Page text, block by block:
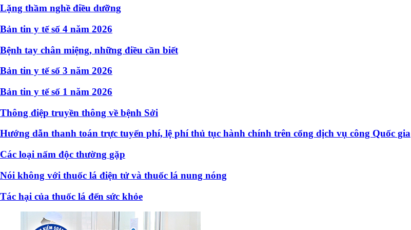
Lặng thầm nghề điều dưỡng
Bản tin y tế số 4 năm 2026
Bệnh tay chân miệng, những điều cần biết
Bản tin y tế số 3 năm 2026
Bản tin y tế số 1 năm 2026
Thông điệp truyền thông về bệnh Sởi
Hướng dẫn thanh toán trực tuyến phí, lệ phí thủ tục hành chính trên cổng dịch vụ công Quốc gia
Các loại nấm độc thường gặp
Nói không với thuốc lá điện tử và thuốc lá nung nóng
Tác hại của thuốc lá đến sức khỏe